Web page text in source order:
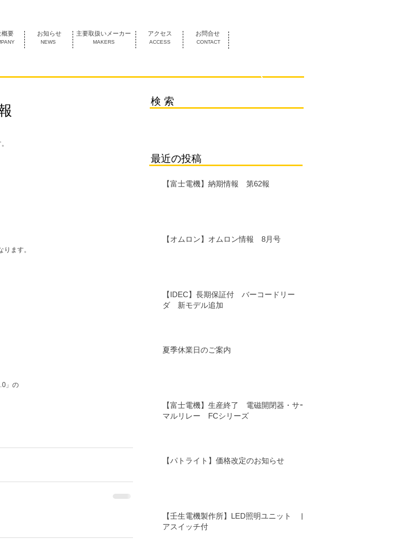
NEWS MAKERS ACCESS CONTACT
概要 お知らせ 主要取扱いメーカー アクセス お問合せ
ます。
」の
検 索
最近の投稿
【富士電機】納期情報 第62報
【オムロン】オムロン情報 8月号
【IDEC】長期保証付 バーコードリー
ダ 新モデル追加
夏季休業日のご案内
【富士電機】生産終了 電磁開閉器・サー
マルリレー FCシリーズ
【パトライト】価格改定のお知らせ
【壬生電機製作所】LED照明ユニット ド
アスイッチ付